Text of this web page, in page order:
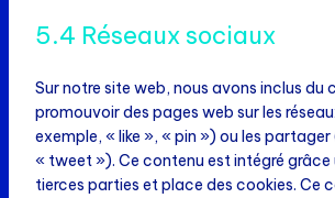
5.4 Réseaux sociaux
Sur notre site web, nous avons inclus du
promouvoir des pages web sur les
exemple, « like », « pin ») ou les
« tweet »). Ce contenu est intégré
tierces parties et place des cookies. Ce